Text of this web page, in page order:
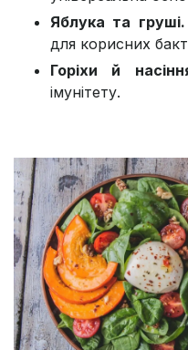
Яблука та груші.
для корисних
Горіхи й
імунітету.